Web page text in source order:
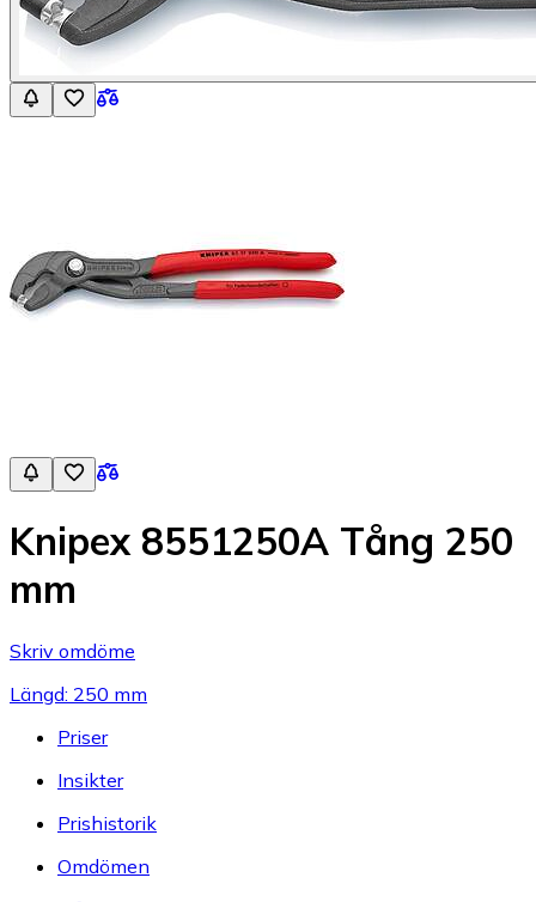
Knipex 8551250A Tång 250
mm
Skriv omdöme
Längd: 250 mm
Priser
Insikter
Prishistorik
Omdömen